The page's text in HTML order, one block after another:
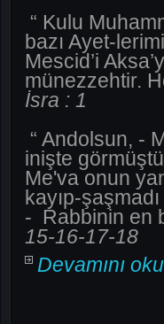
“ Kulu
bazı Ayet-
Mescid’i
münezzehtir.
İsra : 1
“ Andolsun, -
inişte
Me'va onun
kayıp-
- Rabbinin en
15-16-17-18
Devamını